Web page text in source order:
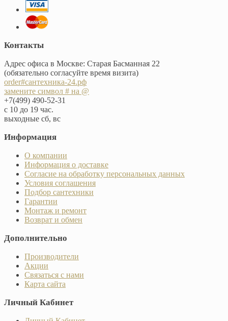
Контакты
Адрес офиса в Москве: Старая Басманная 22
(обязательно согласуйте время визита)
order#сантехника-24.рф
замените символ # на @
+7(499) 490-52-31
с 10 до 19 час.
выходные сб, вс
Информация
О компании
Информация о доставке
Согласие на обработку персональных данных
Условия соглашения
Подбор сантехники
Гарантии
Монтаж и ремонт
Возврат и обмен
Дополнительно
Производители
Акции
Связаться с нами
Карта сайта
Личный Кабинет